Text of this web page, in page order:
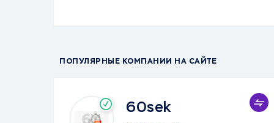
ПОПУЛЯРНЫЕ КОМПАНИИ НА САЙТЕ
60sek